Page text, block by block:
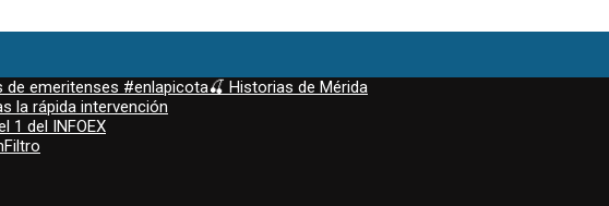
de emeritenses #enlapicota🍒 Historias de Mérida
la rápida intervención
1 del INFOEX